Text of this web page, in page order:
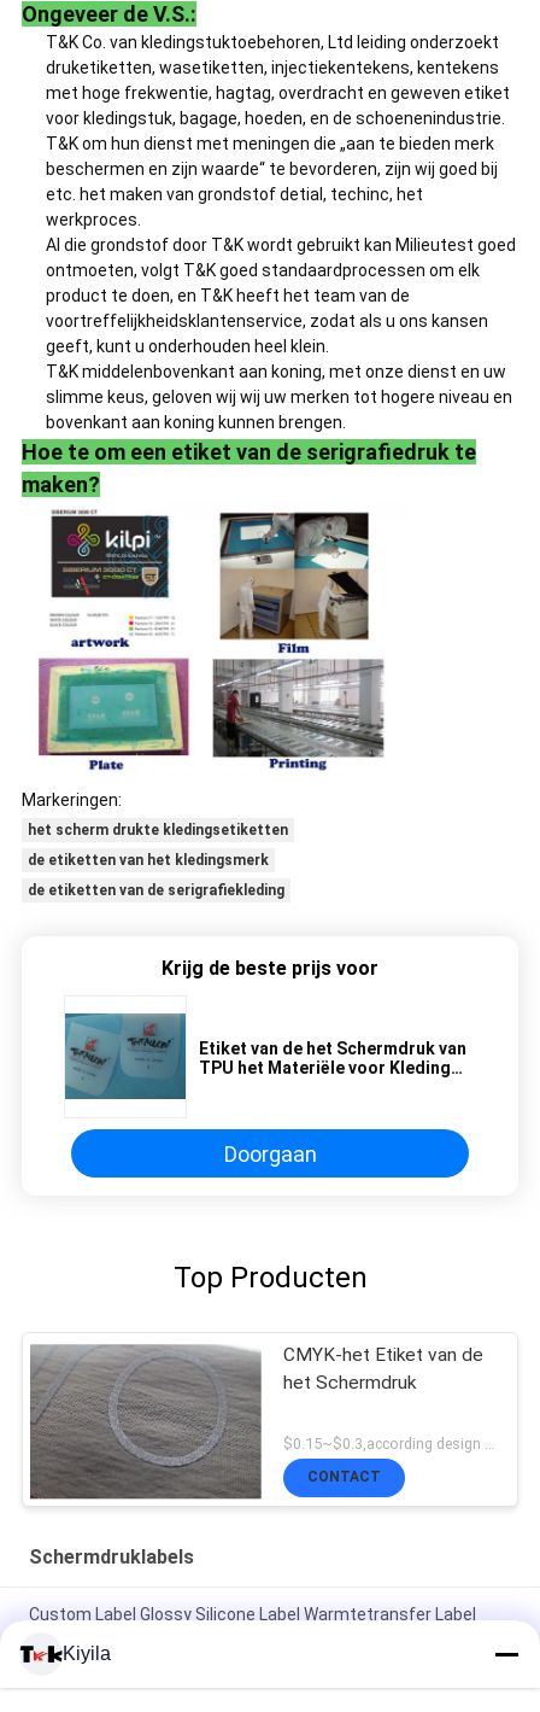
Ongeveer de V.S.:
T&K Co. van kledingstuktoebehoren, Ltd leiding onderzoekt
druketiketten, wasetiketten, injectiekentekens, kentekens
met hoge frekwentie, hagtag, overdracht en geweven etiket
voor kledingstuk, bagage, hoeden, en de schoenenindustrie.
T&K om hun dienst met meningen die „aan te bieden merk
beschermen en zijn waarde“ te bevorderen, zijn wij goed bij
etc. het maken van grondstof detial, techinc, het
werkproces.
Al die grondstof door T&K wordt gebruikt kan Milieutest goed
ontmoeten, volgt T&K goed standaardprocessen om elk
product te doen, en T&K heeft het team van de
voortreffelijkheidsklantenservice, zodat als u ons kansen
geeft, kunt u onderhouden heel klein.
T&K middelenbovenkant aan koning, met onze dienst en uw
slimme keus, geloven wij wij uw merken tot hogere niveau en
bovenkant aan koning kunnen brengen.
Hoe te om een etiket van de serigrafiedruk te
maken?
Markeringen:
het scherm drukte kledingsetiketten
de etiketten van het kledingsmerk
de etiketten van de serigrafiekleding
Krijg de beste prijs voor
Etiket van de het Schermdruk van
TPU het Materiële voor Kleding
Doorgaan
Top Producten
CMYK-het Etiket van de
het Schermdruk
CONTACT
Schermdruklabels
Custom Label Glossy Silicone Label Warmtetransfer Label
Gepersonaliseerd merk logo verkoop label kleding label
Kiyila